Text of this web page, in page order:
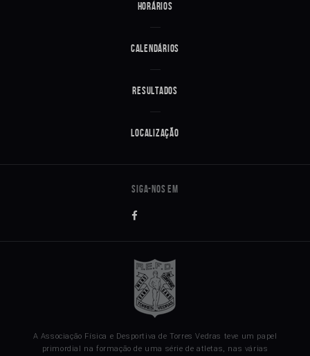
Horários
Calendários
Resultados
Localização
A Associação Física e Desportiva de Torres Vedras teve um papel
primordial na formação de uma série de atletas, nas várias